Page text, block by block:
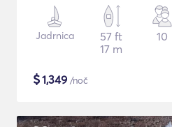
Jadrnica
57 ft
17 m
10
$1,349 /noč